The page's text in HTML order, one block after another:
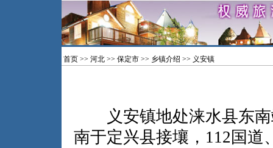
首页 >> 河北 >> 保定市 >> 乡镇介绍 >> 义安镇
义安镇地处涞水县东南
南于定兴县接壤，112国道